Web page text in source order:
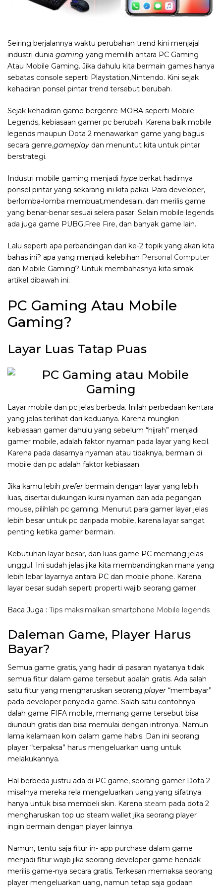
Seiring berjalannya waktu perubahan trend kini menjajal
industri dunia gaming yang memilih antara PC Gaming
Atau Mobile Gaming. Jika dahulu kita bermain games hanya
sebatas console seperti Playstation,Nintendo. Kini sejak
kehadiran ponsel pintar trend tersebut berubah.
Sejak kehadiran game bergenre MOBA seperti Mobile
Legends, kebiasaan gamer pc berubah. Karena baik mobile
legends maupun Dota 2 menawarkan game yang bagus
secara genre,gameplay dan menuntut kita untuk pintar
berstrategi.
Industri mobile gaming menjadi hype berkat hadirnya
ponsel pintar yang sekarang ini kita pakai. Para developer,
berlomba-lomba membuat,mendesain, dan merilis game
yang benar-benar sesuai selera pasar. Selain mobile legends
ada juga game PUBG,Free Fire, dan banyak game lain.
Lalu seperti apa perbandingan dari ke-2 topik yang akan kita
bahas ini? apa yang menjadi kelebihan Personal Computer
dan Mobile Gaming? Untuk membahasnya kita simak
artikel dibawah ini.
PC Gaming Atau Mobile
Gaming?
Layar Luas Tatap Puas
Layar mobile dan pc jelas berbeda. Inilah perbedaan kentara
yang jelas terlihat dari keduanya. Karena mungkin
kebiasaan gamer dahulu yang sebelum “hijrah” menjadi
gamer mobile, adalah faktor nyaman pada layar yang kecil.
Karena pada dasarnya nyaman atau tidaknya, bermain di
mobile dan pc adalah faktor kebiasaan.
Jika kamu lebih prefer bermain dengan layar yang lebih
luas, disertai dukungan kursi nyaman dan ada pegangan
mouse, pilihlah pc gaming. Menurut para gamer layar jelas
lebih besar untuk pc daripada mobile, karena layar sangat
penting ketika gamer bermain.
Kebutuhan layar besar, dan luas game PC memang jelas
unggul. Ini sudah jelas jika kita membandingkan mana yang
lebih lebar layarnya antara PC dan mobile phone. Karena
layar besar sudah seperti properti wajib seorang gamer.
Baca Juga : Tips maksimalkan smartphone Mobile legends
Daleman Game, Player Harus
Bayar?
Semua game gratis, yang hadir di pasaran nyatanya tidak
semua fitur dalam game tersebut adalah gratis. Ada salah
satu fitur yang mengharuskan seorang player “membayar”
pada developer penyedia game. Salah satu contohnya
dalah game FIFA mobile, memang game tersebut bisa
diunduh gratis dan bisa memulai dengan intronya. Namun
lama kelamaan koin dalam game habis. Dan ini seorang
player “terpaksa” harus mengeluarkan uang untuk
melakukannya.
Hal berbeda justru ada di PC game, seorang gamer Dota 2
misalnya mereka rela mengeluarkan uang yang sifatnya
hanya untuk bisa membeli skin. Karena steam pada dota 2
mengharuskan top up steam wallet jika seorang player
ingin bermain dengan player lainnya.
Namun, tentu saja fitur in- app purchase dalam game
menjadi fitur wajib jika seorang developer game hendak
merilis game-nya secara gratis. Terkesan memaksa seorang
player mengeluarkan uang, namun tetap saja godaan